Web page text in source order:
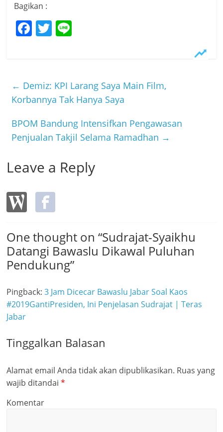
Bagikan :
F
b
o
o
k
T
← Demiz: KPI Larang Saya Main Film,
Korbannya Tak Hanya Saya
BPOM Bandung Intensifkan Pengawasan
Penjualan Takjil Selama Ramadhan →
Leave a Reply
One thought on “Sudrajat-Syaikhu
Datangi Bawaslu Dikawal Puluhan
Pendukung”
Pingback:3 Jam Dicecar Bawaslu Jabar Soal Kaos
#2019GantiPresiden, Ini Penjelasan Sudrajat | Teras
Jabar
Tinggalkan Balasan
Alamat email Anda tidak akan dipublikasikan. Ruas yang
wajib ditandai*
Komentar